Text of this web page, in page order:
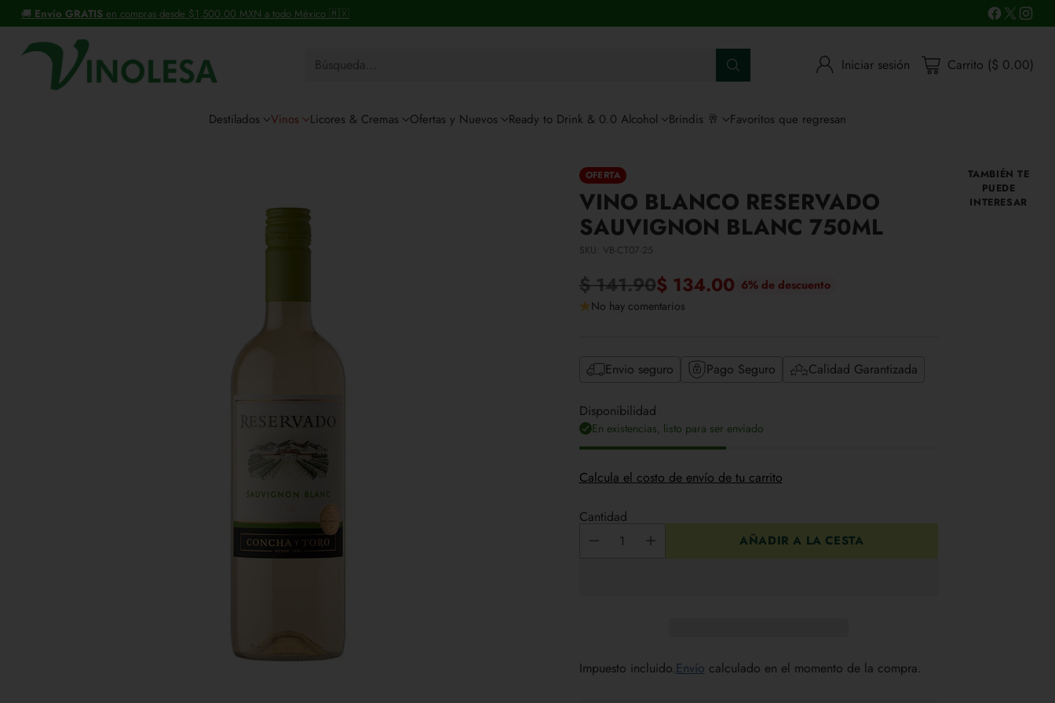
+30 años distribuyendo vinos y licores.
Búsqueda… Iniciar sesión Carrito ($ 0.00)
Destilados Vinos Licores & Cremas Ofertas y Nuevos Ready to Drink & 0.0 Alcohol Brindis 🥂 Favoritos que regresan
OFERTA
VINO BLANCO RESERVADO
SAUVIGNON BLANC 750ML
SKU: VB-CT07-25
Precio
$ 141.90$ 134.00 6% de descuento
No hay comentarios
Envio seguro Pago Seguro Calidad Garantizada
Disponibilidad
En existencias, listo para ser enviado
Calcula el costo de envío de tu carrito
Cantidad
AÑADIR A LA CESTA
Impuesto incluido.Envío calculado en el momento de la compra.
TAMBIÉN TE
PUEDE
INTERESAR